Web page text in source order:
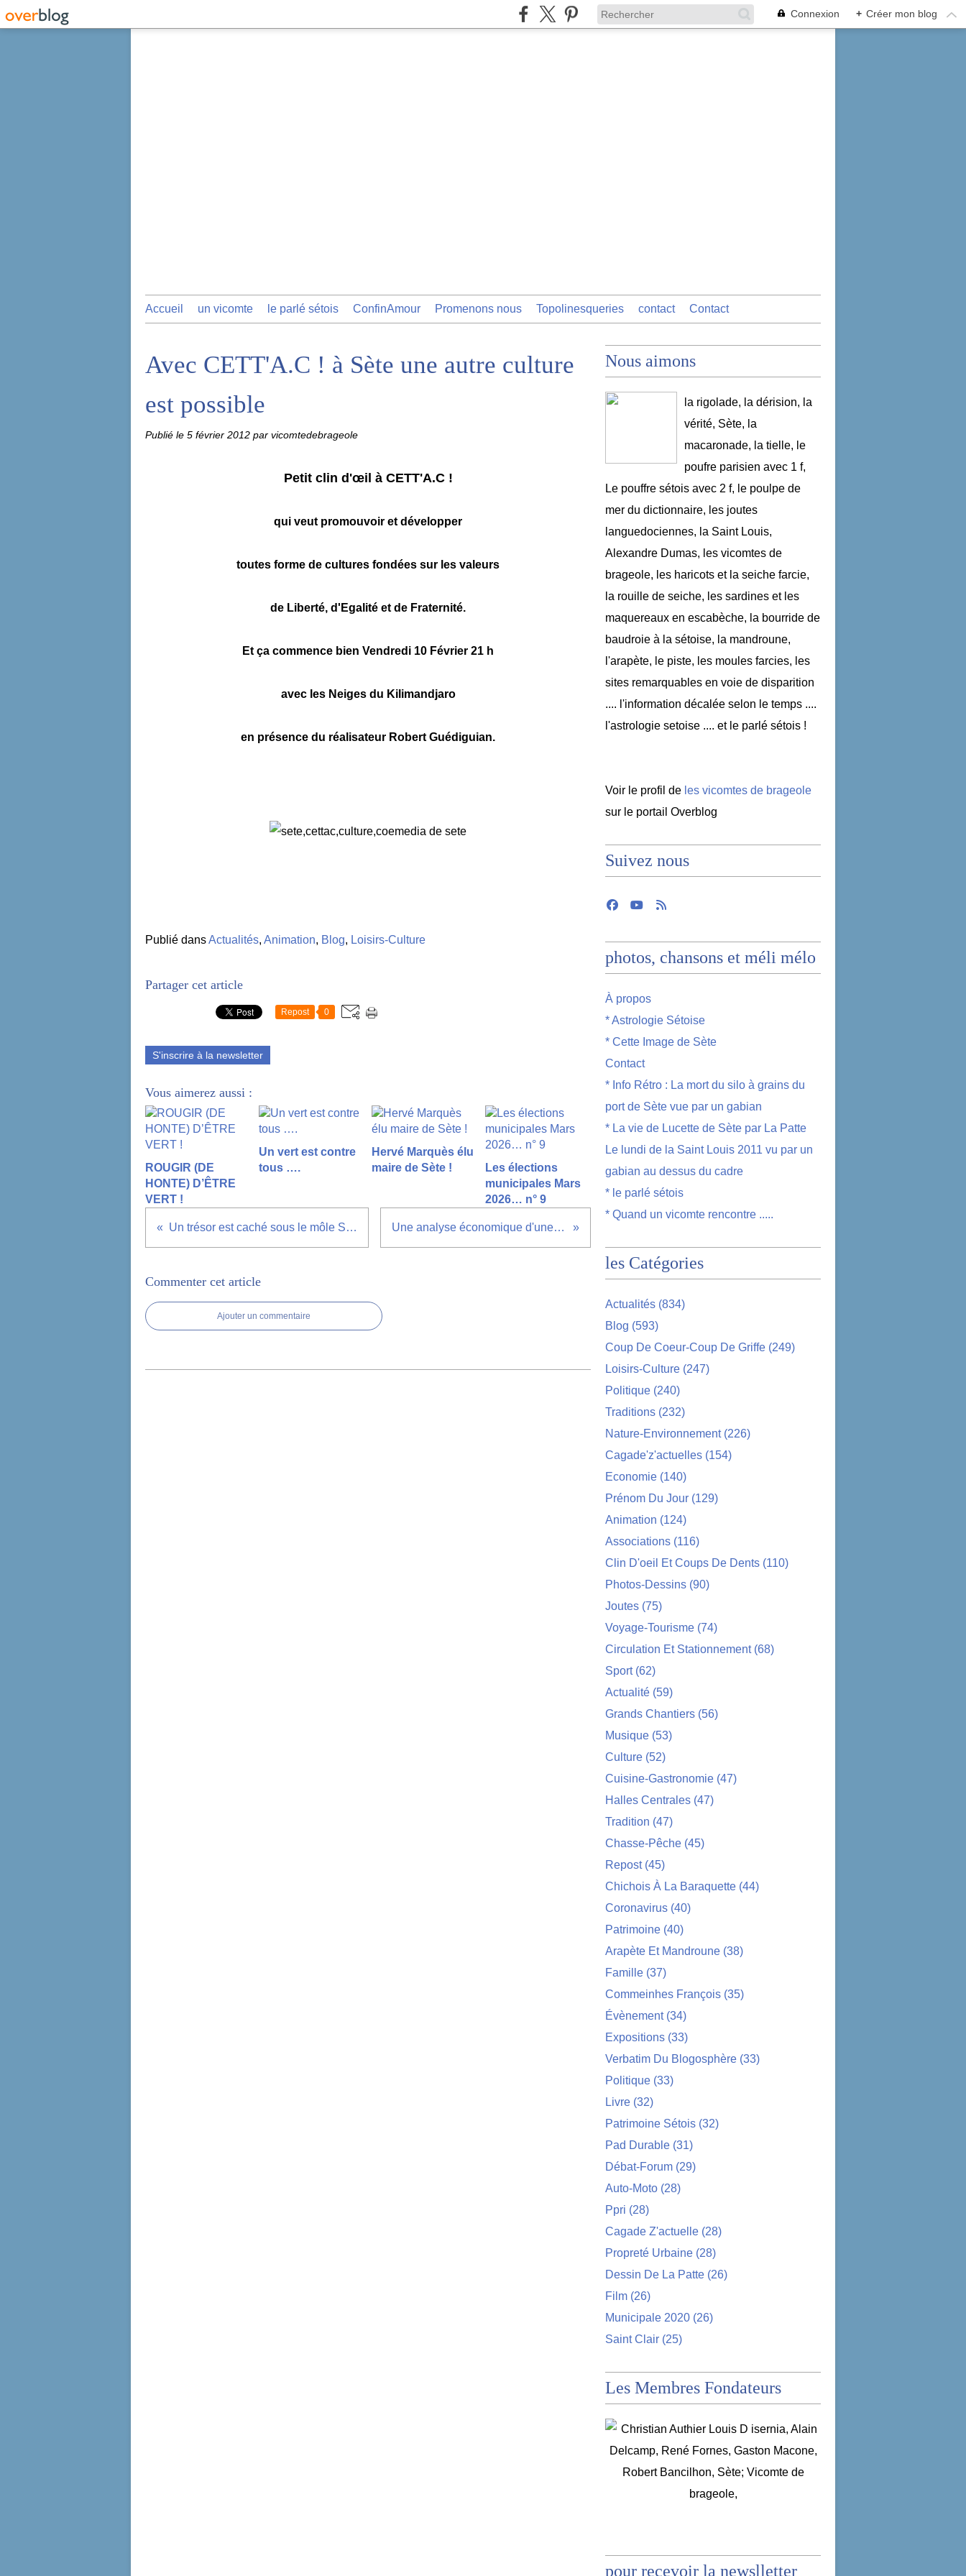
Connexion + Créer mon blog
Accueil un vicomte le parlé sétois ConfinAmour Promenons nous Topolinesqueries contact Contact
Avec CETT'A.C ! à Sète une autre culture
est possible
Publié le 5 février 2012 par vicomtedebrageole
Petit clin d'œil à CETT'A.C !
qui veut promouvoir et développer
toutes forme de cultures fondées sur les valeurs
de Liberté, d'Egalité et de Fraternité.
Et ça commence bien Vendredi 10 Février 21 h
avec les Neiges du Kilimandjaro
en présence du réalisateur Robert Guédiguian.
Publié dansActualités, Animation, Blog, Loisirs-Culture
Partager cet article
Repost 0
S'inscrire à la newsletter
Vous aimerez aussi :
ROUGIR (DE
HONTE) D’ÊTRE
VERT !
Un vert est contre
tous ….
Hervé Marquès élu
maire de Sète !
Les élections
municipales Mars
2026… n° 9
Un trésor est caché sous le môle Saint Louis de Sète Une analyse économique d'une pertinence aiguë
Commenter cet article
Ajouter un commentaire
Nous aimons
la rigolade, la dérision, la
vérité, Sète, la
macaronade, la tielle, le
poufre parisien avec 1 f,
Le pouffre sétois avec 2 f, le poulpe de
mer du dictionnaire, les joutes
languedociennes, la Saint Louis,
Alexandre Dumas, les vicomtes de
brageole, les haricots et la seiche farcie,
la rouille de seiche, les sardines et les
maquereaux en escabèche, la bourride de
baudroie à la sétoise, la mandroune,
l'arapète, le piste, les moules farcies, les
sites remarquables en voie de disparition
.... l'information décalée selon le temps ....
l'astrologie setoise .... et le parlé sétois !
Voir le profil de les vicomtes de brageole
sur le portail Overblog
Suivez nous
photos, chansons et méli mélo
À propos
* Astrologie Sétoise
* Cette Image de Sète
Contact
* Info Rétro : La mort du silo à grains du
port de Sète vue par un gabian
* La vie de Lucette de Sète par La Patte
Le lundi de la Saint Louis 2011 vu par un
gabian au dessus du cadre
* le parlé sétois
* Quand un vicomte rencontre .....
les Catégories
Actualités (834)
Blog (593)
Coup De Coeur-Coup De Griffe (249)
Loisirs-Culture (247)
Politique (240)
Traditions (232)
Nature-Environnement(226)
Cagade'z'actuelles (154)
Economie (140)
Prénom Du Jour (129)
Animation (124)
Associations (116)
Clin D'oeil Et Coups De Dents (110)
Photos-Dessins (90)
Joutes (75)
Voyage-Tourisme (74)
Circulation Et Stationnement(68)
Sport(62)
Actualité (59)
Grands Chantiers (56)
Musique (53)
Culture (52)
Cuisine-Gastronomie (47)
Halles Centrales (47)
Tradition (47)
Chasse-Pêche (45)
Repost(45)
Chichois À La Baraquette (44)
Coronavirus (40)
Patrimoine (40)
Arapète Et Mandroune (38)
Famille (37)
Commeinhes François (35)
Évènement(34)
Expositions (33)
Verbatim Du Blogosphère (33)
Politique (33)
Livre (32)
Patrimoine Sétois (32)
Pad Durable (31)
Débat-Forum (29)
Auto-Moto (28)
Ppri (28)
Cagade Z'actuelle (28)
Propreté Urbaine (28)
Dessin De La Patte (26)
Film (26)
Municipale 2020 (26)
Saint Clair (25)
Les Membres Fondateurs
pour recevoir la newslletter